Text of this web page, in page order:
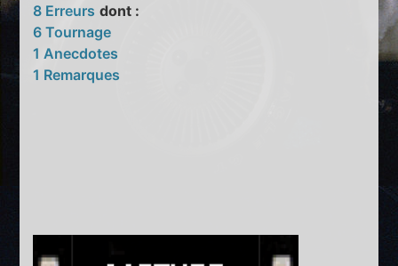
8 Erreurs dont :
6 Tournage
1 Anecdotes
1 Remarques